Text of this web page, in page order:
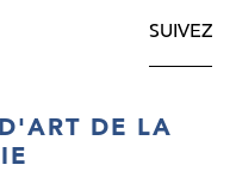
SUIVEZ
DE LA